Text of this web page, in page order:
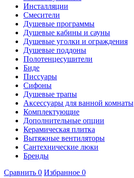
Инсталляции
Смесители
Душевые программы
Душевые кабины и сауны
Душевые уголки и ограждения
Душевые поддоны
Полотенцесушители
Биде
Писсуары
Сифоны
Душевые трапы
Аксессуары для ванной комнаты
Комплектующие
Дополнительные опции
Керамическая плитка
Вытяжные вентиляторы
Сантехнические люки
Бренды
Сравнить 0 Избранное 0